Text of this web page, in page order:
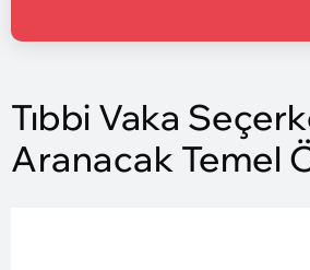
Tıbbi Vaka
Aranacak Temel